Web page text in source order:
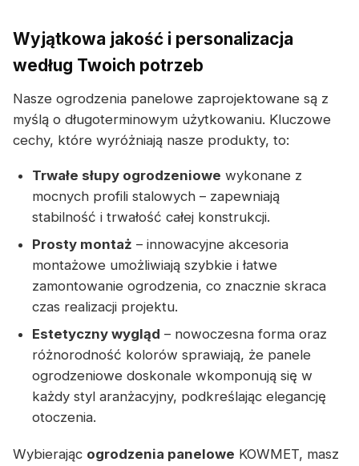
Wyjątkowa jakość i personalizacja
według Twoich potrzeb
Nasze ogrodzenia panelowe zaprojektowane są z
myślą o długoterminowym użytkowaniu. Kluczowe
cechy, które wyróżniają nasze produkty, to:
Trwałe słupy ogrodzeniowe wykonane z
mocnych profili stalowych – zapewniają
stabilność i trwałość całej konstrukcji.
Prosty montaż – innowacyjne akcesoria
montażowe umożliwiają szybkie i łatwe
zamontowanie ogrodzenia, co znacznie skraca
czas realizacji projektu.
Estetyczny wygląd – nowoczesna forma oraz
różnorodność kolorów sprawiają, że panele
ogrodzeniowe doskonale wkomponują się w
każdy styl aranżacyjny, podkreślając elegancję
otoczenia.
Wybierając ogrodzenia panelowe KOWMET, masz